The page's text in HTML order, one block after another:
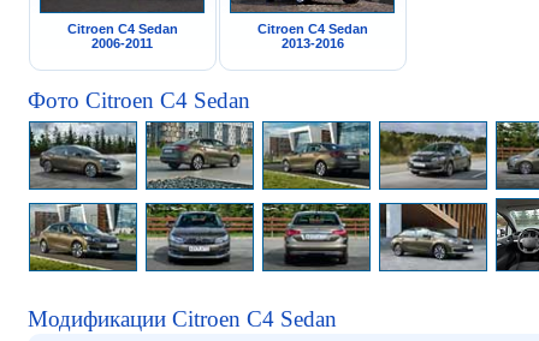
Citroen C4 Sedan
2006-2011
Citroen C4 Sedan
2013-2016
Фото Citroen C4 Sedan
Модификации Citroen C4 Sedan